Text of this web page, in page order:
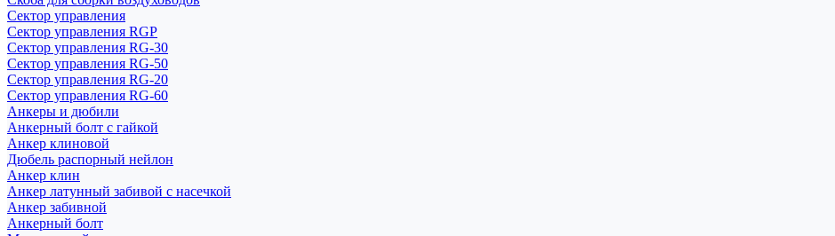
Сектор управления
Сектор управления RGP
Сектор управления RG-30
Сектор управления RG-50
Сектор управления RG-20
Сектор управления RG-60
Анкеры и дюбили
Анкерный болт с гайкой
Анкер клиновой
Дюбель распорный нейлон
Анкер клин
Анкер латунный забивой с насечкой
Анкер забивной
Анкерный болт